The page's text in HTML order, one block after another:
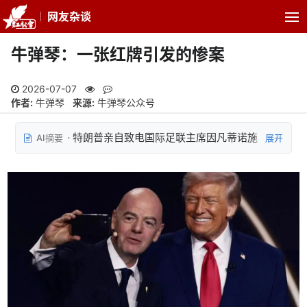
网友杂谈
牛弹琴：一张红牌引发的惨案
2026-07-07
作者: 牛弹琴 来源: 牛弹琴公众号
AI摘要
特朗普亲自致电国际足联主席因凡蒂诺施
了该球员的停赛决定
展开